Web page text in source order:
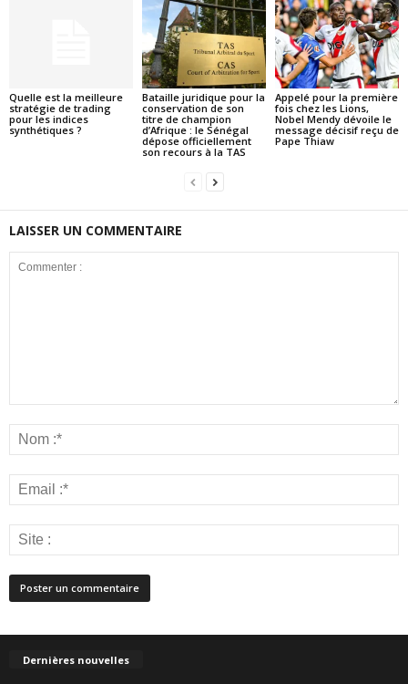
Quelle est la meilleure
stratégie de trading
pour les indices
synthétiques ?
Bataille juridique pour la
conservation de son
titre de champion
d’Afrique : le Sénégal
dépose officiellement
son recours à la TAS
Appelé pour la première
fois chez les Lions,
Nobel Mendy dévoile le
message décisif reçu de
Pape Thiaw
LAISSER UN COMMENTAIRE
Dernières nouvelles